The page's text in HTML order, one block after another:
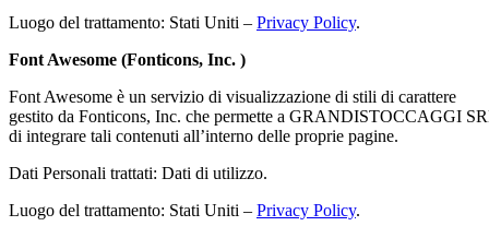
Luogo del trattamento: Stati Uniti – Privacy Policy.
Font Awesome (Fonticons, Inc. )
Font Awesome è un servizio di visualizzazione di stili di carattere
gestito da Fonticons, Inc. che permette a GRANDISTOCCAGGI
di integrare tali contenuti all’interno delle proprie pagine.
Dati Personali trattati: Dati di utilizzo.
Luogo del trattamento: Stati Uniti – Privacy Policy.